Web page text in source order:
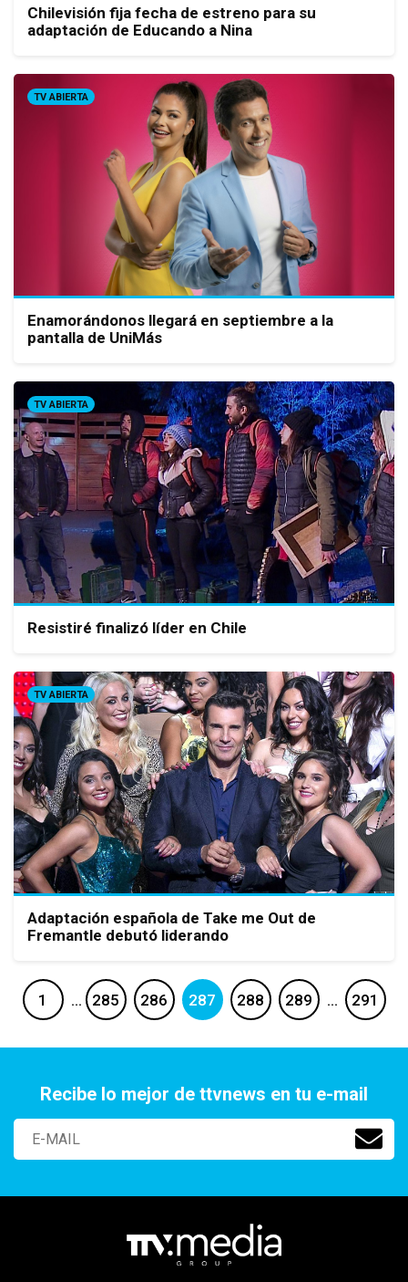
Chilevisión fija fecha de estreno para su
adaptación de Educando a Nina
TV ABIERTA
Enamorándonos llegará en septiembre a la
pantalla de UniMás
TV ABIERTA
Resistiré finalizó líder en Chile
TV ABIERTA
Adaptación española de Take me Out de
Fremantle debutó liderando
1 … 285 286 287 288 289 … 291
Recibe lo mejor de ttvnews en tu e-mail